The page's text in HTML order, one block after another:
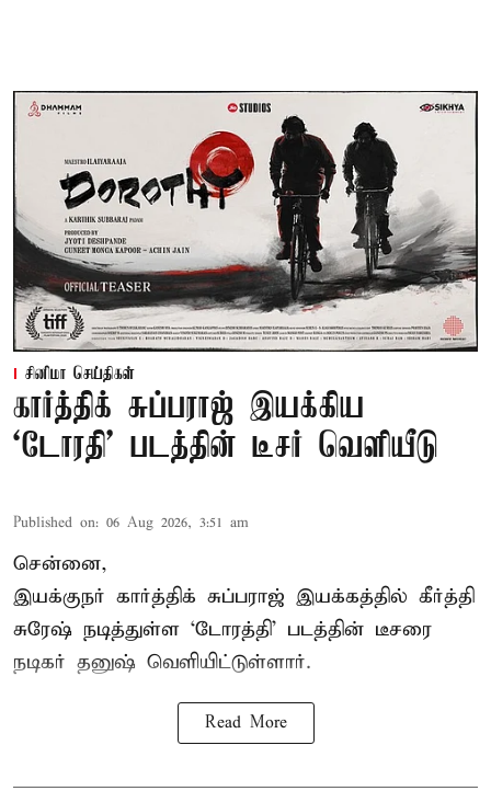
சினிமா செய்திகள்
கார்த்திக் சுப்பராஜ் இயக்கிய
`டோரதி' படத்தின் டீசர் வெளியீடு
Published on: 06 Aug 2026, 3:51 am
சென்னை,
இயக்குநர் கார்த்திக் சுப்பராஜ் இயக்கத்தில் கீர்த்தி
சுரேஷ் நடித்துள்ள `டோரத்தி' படத்தின் டீசரை
நடிகர் தனுஷ் வெளியிட்டுள்ளார்.
Read More